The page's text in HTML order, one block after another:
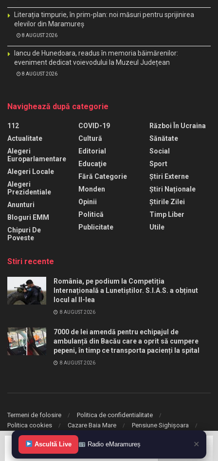
Literația timpurie, în prim-plan: noi măsuri pentru sprijinirea
elevilor din Maramureș
8 AUGUST 2026
Iancu de Hunedoara, readus în memoria băimărenilor:
eveniment dedicat voievodului la Muzeul Județean
8 AUGUST 2026
Navighează după categorie
112
Actualitate
Alegeri
Europarlamentare
Alegeri Locale
Alegeri
Prezidentiale
Anunturi
Bloguri EMM
Chipuri De
Poveste
COVID-19
Cultură
Editorial
Educaţie
Fără Categorie
Monden
Opinii
Politică
Publicitate
Război În Ucraina
Sănătate
Social
Sport
Știri Externe
Știri Naționale
Știrile Zilei
Timp Liber
Utile
Stiri recente
România, pe podium la Competiția
Internațională a Lunetiștilor. S.I.A.S. a obținut
locul al II-lea
8 AUGUST 2026
7000 de lei amendă pentru echipajul de
ambulanță din Bacău care a oprit să cumpere
pepeni, în timp ce transporta pacienți la spital
8 AUGUST 2026
Termeni de folosire
Politica de confidentialitate
Politica cookies
Cazare Baia Mare Pensiune Sighișoara
© 2020 eMaramures. Toate drepturile rezervate.
Ascultă Live Radio eMaramureș ✕